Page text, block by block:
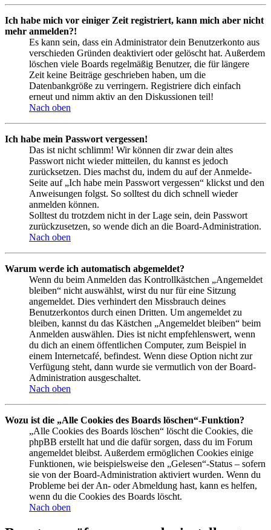
Ich habe mich vor einiger Zeit registriert, kann mich aber nicht
mehr anmelden?!
Es kann sein, dass ein Administrator dein Benutzerkonto aus
verschieden Gründen deaktiviert oder gelöscht hat. Außerdem
löschen viele Boards regelmäßig Benutzer, die für längere
Zeit keine Beiträge geschrieben haben, um die
Datenbankgröße zu verringern. Registriere dich einfach
erneut und nimm aktiv an den Diskussionen teil!
Nach oben
Ich habe mein Passwort vergessen!
Das ist nicht schlimm! Wir können dir zwar dein altes
Passwort nicht wieder mitteilen, du kannst es jedoch
zurücksetzen. Dies machst du, indem du auf der Anmelde-
Seite auf „Ich habe mein Passwort vergessen“ klickst und den
Anweisungen folgst. So solltest du dich schnell wieder
anmelden können.
Solltest du trotzdem nicht in der Lage sein, dein Passwort
zurückzusetzen, so wende dich an die Board-Administration.
Nach oben
Warum werde ich automatisch abgemeldet?
Wenn du beim Anmelden das Kontrollkästchen „Angemeldet
bleiben“ nicht auswählst, wirst du nur für eine Sitzung
angemeldet. Dies verhindert den Missbrauch deines
Benutzerkontos durch einen Dritten. Um angemeldet zu
bleiben, kannst du das Kästchen „Angemeldet bleiben“ beim
Anmelden auswählen. Dies ist nicht empfehlenswert, wenn
du dich an einem öffentlichen Computer, zum Beispiel in
einem Internetcafé, befindest. Wenn diese Option nicht zur
Verfügung steht, dann wurde sie vermutlich von der Board-
Administration ausgeschaltet.
Nach oben
Wozu ist die „Alle Cookies des Boards löschen“-Funktion?
„Alle Cookies des Boards löschen“ löscht die Cookies, die
phpBB erstellt hat und die dafür sorgen, dass du im Forum
angemeldet bleibst. Außerdem ermöglichen Cookies einige
Funktionen, wie beispielsweise den „Gelesen“-Status – sofern
sie von der Board-Administration aktiviert wurden. Wenn du
Probleme bei der An- oder Abmeldung hast, kann es helfen,
wenn du die Cookies des Boards löscht.
Nach oben